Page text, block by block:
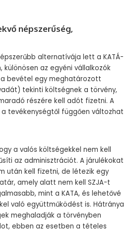
népszerűség,
alternatívája lett a KATÁ-
az egyéni vállalkozók
a bevétel egy meghatározott
tekinti költségnek a törvény,
részére kell adót fizetni. A
tevékenységtől függően változhat
a valós költségekkel nem kell
az adminisztrációt. A járulékokat
után kell fizetni, de létezik egy
amely alatt nem kell SZJA-t
mint a KATA, és lehetővé
való együttműködést is. Hátránya
meghaladják a törvényben
ebben az esetben a tételes